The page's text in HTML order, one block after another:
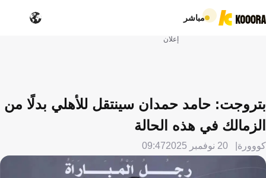
مباشر
إعلان
بتروجت: حامد حمدان سينتقل للأهلي بدلًا من
الزمالك في هذه الحالة
كووورة 20 نوفمبر 2025 09:47